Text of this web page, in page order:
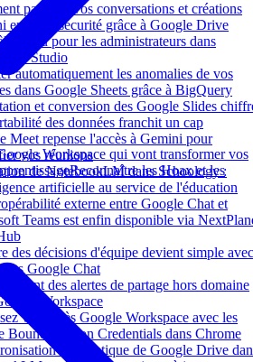
partager vos conversations et créations
en toute sécurité grâce à Google Drive
accru pour les administrateurs dans
Studio
automatiquement les anomalies de vos
dans Google Sheets grâce à BigQuery
et conversion des Google Slides
des données franchit un cap
Meet repense l'accès à Gemini pour
vos réunions
de NotebookLM dans Schoology :
artificielle au service de l'éducation
externe entre Google Chat et
Teams est enfin disponible via
des décisions d'équipe devient simple avec
Google Chat
des alertes de partage hors domaine
Workspace
vos accès Google Workspace avec les
Bound Session Credentials dans Chrome
automatique de Google Drive
Workspace qui vont transformer vos
Reconnaître les Hoax et les